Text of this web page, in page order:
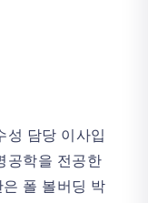
성 담당 이사입
공학을 전공한
폴 볼버딩 박